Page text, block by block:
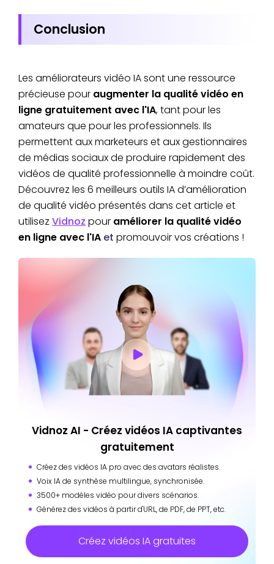
Conclusion
Les améliorateurs vidéo IA sont une ressource
précieuse pour augmenter la qualité vidéo en
ligne gratuitement avec l'IA, tant pour les
amateurs que pour les professionnels. Ils
permettent aux marketeurs et aux gestionnaires
de médias sociaux de produire rapidement des
vidéos de qualité professionnelle à moindre coût.
Découvrez les 6 meilleurs outils IA d’amélioration
de qualité vidéo présentés dans cet article et
utilisez Vidnoz pour améliorer la qualité vidéo
en ligne avec l'IA et promouvoir vos créations !
Vidnoz AI - Créez vidéos IA captivantes
gratuitement
Créez des vidéos IA pro avec des avatars réalistes.
Voix IA de synthèse multilingue, synchronisée.
3500+ modèles vidéo pour divers scénarios.
Générez des vidéos à partir d'URL, de PDF, de PPT, etc.
Créez vidéos IA gratuites